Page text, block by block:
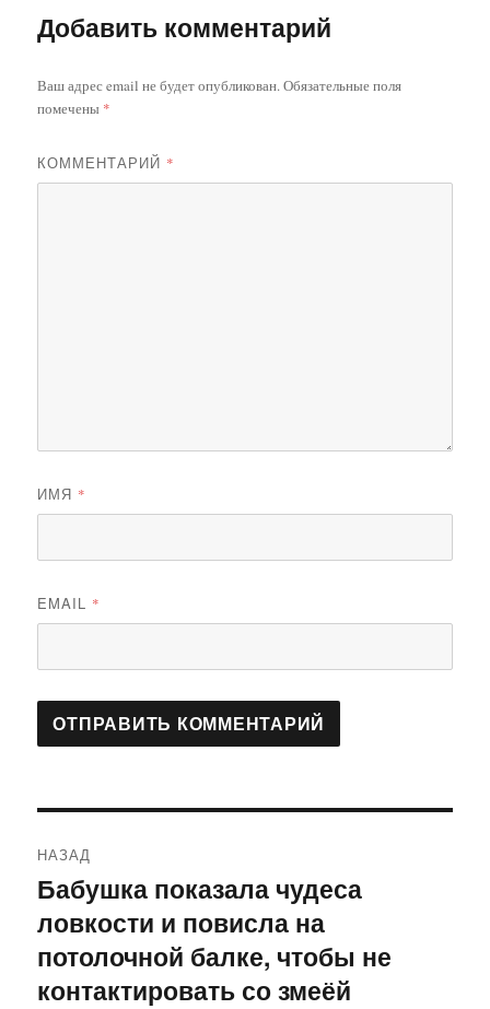
Добавить комментарий
Ваш адрес email не будет опубликован. Обязательные поля
помечены *
КОММЕНТАРИЙ *
ИМЯ *
EMAIL *
по
записям
НАЗАД
Предыдущая
запись:
Бабушка показала чудеса
ловкости и повисла на
потолочной балке, чтобы не
контактировать со змеёй